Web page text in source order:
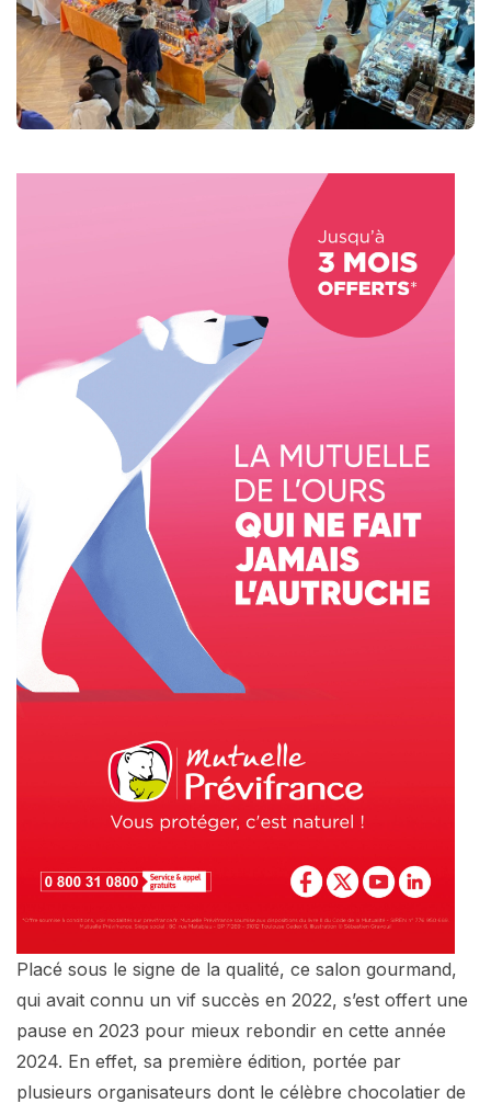
Placé sous le signe de la qualité, ce salon gourmand,
qui avait connu un vif succès en 2022, s’est offert une
pause en 2023 pour mieux rebondir en cette année
2024. En effet, sa première édition, portée par
plusieurs organisateurs dont le célèbre chocolatier de